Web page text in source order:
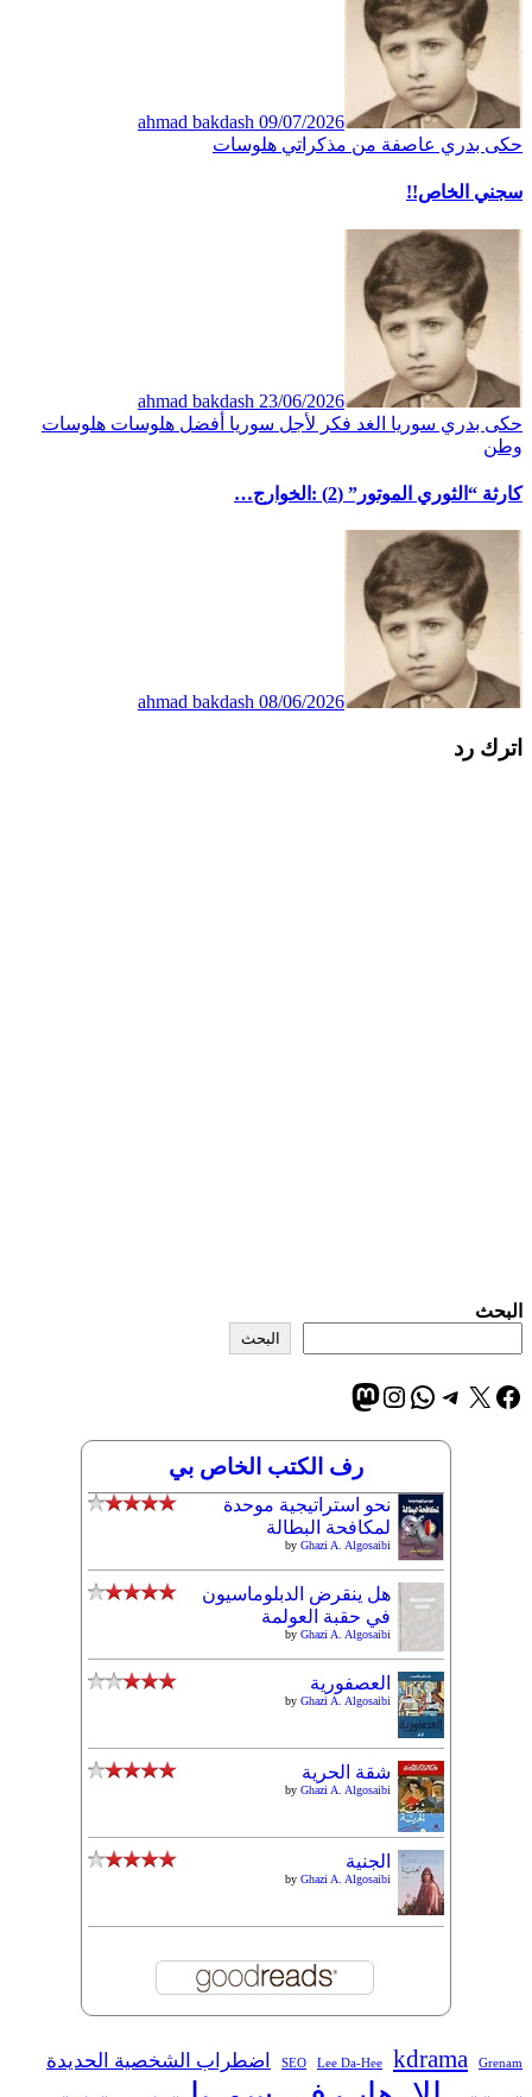
ahmad bakdash 09/07/2026
حكى بدري عاصفة من مذكراتي هلوسات
سجني الخاص!!
ahmad bakdash 23/06/2026
حكى بدري سوريا الغد فكر لأجل سوريا أفضل هلوسات هلوسات
وطن
كارثة “الثوري الموتور” (2) :الخوارج…
ahmad bakdash 08/06/2026
اترك رد
البحث
البحث
فيسبوك
إكستيليجرام
واتساب
إنستجرام
ماستودون
رف الكتب الخاص بي
نحو استراتيجية موحدة
لمكافحة البطالة
by Ghazi A. Algosaibi
هل ينقرض الدبلوماسيون
في حقبة العولمة
by Ghazi A. Algosaibi
العصفورية
by Ghazi A. Algosaibi
شقة الحرية
by Ghazi A. Algosaibi
الجنية
by Ghazi A. Algosaibi
Grenam
kdrama
Lee Da-Hee
SEO اضطراب الشخصية الحديدة